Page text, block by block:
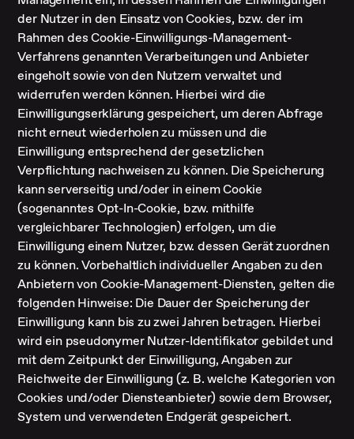
der Nutzer in den Einsatz von Cookies, bzw. der im
Rahmen des Cookie-Einwilligungs-Management-
Verfahrens genannten Verarbeitungen und Anbieter
eingeholt sowie von den Nutzern verwaltet und
widerrufen werden können. Hierbei wird die
Einwilligungserklärung gespeichert, um deren Abfrage
nicht erneut wiederholen zu müssen und die
Einwilligung entsprechend der gesetzlichen
Verpflichtung nachweisen zu können. Die Speicherung
kann serverseitig und/oder in einem Cookie
(sogenanntes Opt-In-Cookie, bzw. mithilfe
vergleichbarer Technologien) erfolgen, um die
Einwilligung einem Nutzer, bzw. dessen Gerät zuordnen
zu können. Vorbehaltlich individueller Angaben zu den
Anbietern von Cookie-Management-Diensten, gelten die
folgenden Hinweise: Die Dauer der Speicherung der
Einwilligung kann bis zu zwei Jahren betragen. Hierbei
wird ein pseudonymer Nutzer-Identifikator gebildet und
mit dem Zeitpunkt der Einwilligung, Angaben zur
Reichweite der Einwilligung (z. B. welche Kategorien von
Cookies und/oder Diensteanbieter) sowie dem Browser,
System und verwendeten Endgerät gespeichert.